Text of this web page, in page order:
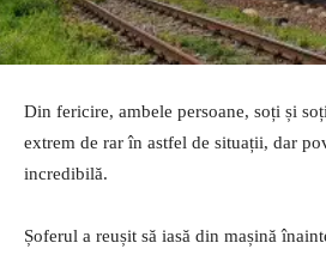
Din fericire, ambele persoane, soți și
extrem de rar în astfel de situații, dar
incredibilă.
Șoferul a reușit să iasă din mașină